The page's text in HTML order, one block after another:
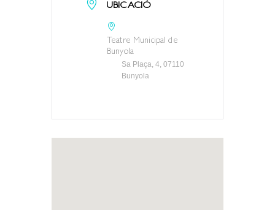
UBICACIÓ
Teatre Municipal de
Bunyola
Sa Plaça, 4, 07110
Bunyola